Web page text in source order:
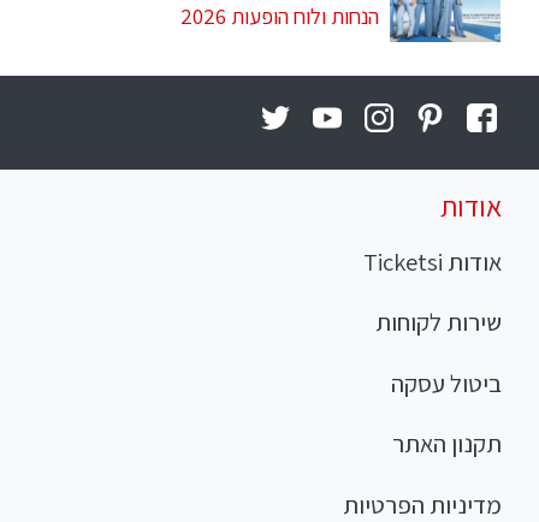
הנחות ולוח הופעות 2026
אודות
אודות Ticketsi
שירות לקוחות
ביטול עסקה
תקנון האתר
מדיניות הפרטיות